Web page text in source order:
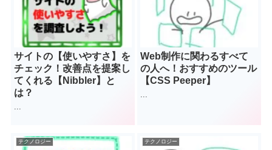
サイトの【使いやすさ】を
チェック！改善点を提案し
てくれる【Nibbler】と
は？
Web制作に関わるすべて
の人へ！おすすめのツール
【CSS Peeper】
テクノロジー テクノロジー